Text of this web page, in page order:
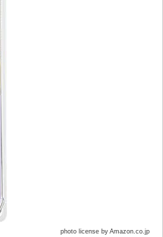
photo license by Amazon.co.jp